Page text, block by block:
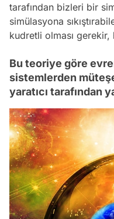
tarafından bizleri bir
simülasyona
kudretli olması gerekir,
Bu teoriye göre
sistemlerden
yaratıcı tarafından